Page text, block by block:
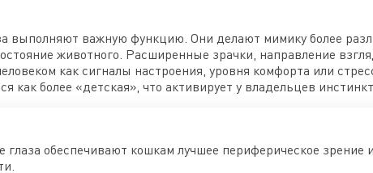
выполняют важную функцию. Они делают мимику более
животного. Расширенные зрачки, направление
как сигналы настроения, уровня комфорта или
как более «детская», что активирует у владельцев
обеспечивают кошкам лучшее периферическое зрение